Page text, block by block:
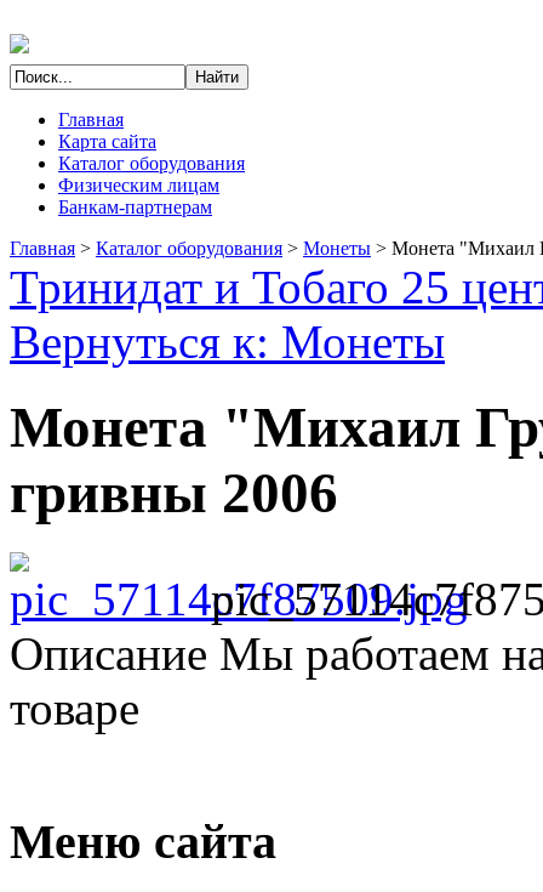
Главная
Карта сайта
Каталог оборудования
Физическим лицам
Банкам-партнерам
Главная > Каталог оборудования > Монеты > Монета "Михаил
Тринидат и Тобаго 25
Вернуться к: Монеты
Монета "Михаил
гривны 2006
Описание Мы работаем
товаре
Меню сайта